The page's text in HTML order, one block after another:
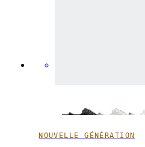
NOUVELLE GÉNÉRATION